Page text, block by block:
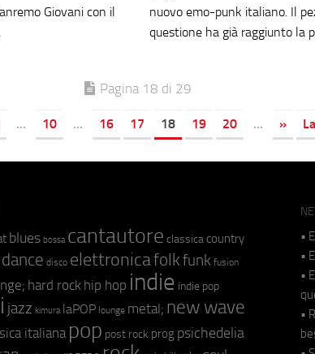
Giovani con il
nuovo emo-punk italiano. Il
questione ha già raggiunto la
Pagina 18 di 29
... 10 ... 16 17 18 19 20 ... »
blues bossa cantautore classica country
dance disco elettronicafolkfunk fusion
hard rock hip hop indie indie pop
jazz kimura laPOP lounge metal; new wave
italiana pop post rock prog psichedelia
•
•
•
•